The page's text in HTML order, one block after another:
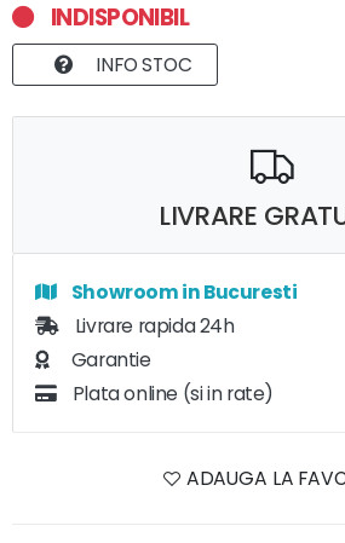
INDISPONIBIL
INFO STOC
LIVRARE
Showroom in Bucuresti
Livrare rapida 24h
Garantie
Plata online (si in rate)
ADAUGA LA